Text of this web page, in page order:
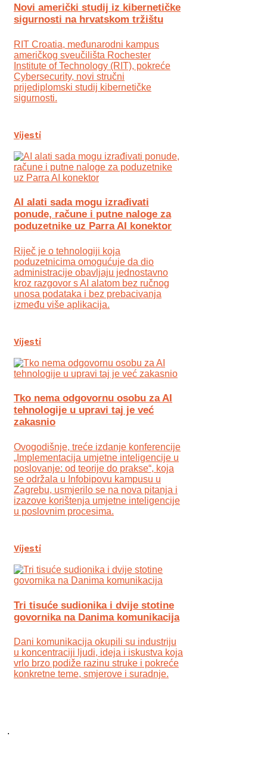
Novi američki studij iz kibernetičke
sigurnosti na hrvatskom tržištu
RIT Croatia, međunarodni kampus
američkog sveučilišta Rochester
Institute of Technology (RIT), pokreće
Cybersecurity, novi stručni
prijediplomski studij kibernetičke
sigurnosti.
Vijesti
AI alati sada mogu izrađivati
ponude, račune i putne naloge za
poduzetnike uz Parra AI konektor
Riječ je o tehnologiji koja
poduzetnicima omogućuje da dio
administracije obavljaju jednostavno
kroz razgovor s AI alatom bez ručnog
unosa podataka i bez prebacivanja
između više aplikacija.
Vijesti
Tko nema odgovornu osobu za AI
tehnologije u upravi taj je već
zakasnio
Ovogodišnje, treće izdanje konferencije
„Implementacija umjetne inteligencije u
poslovanje: od teorije do prakse“, koja
se održala u Infobipovu kampusu u
Zagrebu, usmjerilo se na nova pitanja i
izazove korištenja umjetne inteligencije
u poslovnim procesima.
Vijesti
Tri tisuće sudionika i dvije stotine
govornika na Danima komunikacija
Dani komunikacija okupili su industriju
u koncentraciji ljudi, ideja i iskustva koja
vrlo brzo podiže razinu struke i pokreće
konkretne teme, smjerove i suradnje.
.